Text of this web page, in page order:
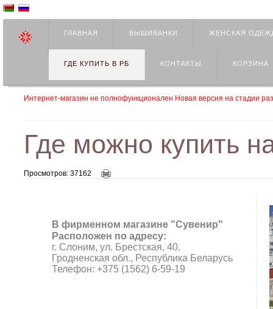
ГЛАВНАЯ ВЫШИВАНКИ ЖЕНСКАЯ
ГДЕ КУПИТЬ В РБ КОНТАКТЫ КОРЗИНА
Интернет-магазин не полнофункционален Новая версия на стадии
Где можно купить
Просмотров: 37162
В фирменном магазине "Сувенир"
Расположен по адресу:
г. Слоним, ул. Брестская, 40.
Гродненская обл., Республика Беларусь
Телефон: +375 (1562) 6-59-19